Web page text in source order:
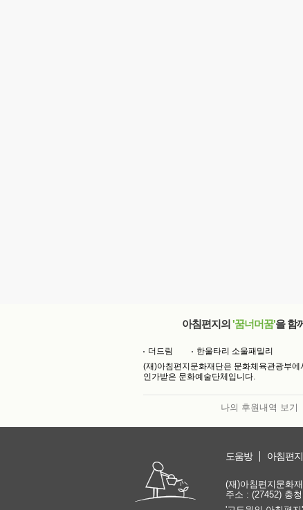
아침편지의 '꿈너머꿈'을 함
더드림
한울타리 소울패밀리
(재)아침편지문화재단은 문화체육관광부에
인가받은 문화예술단체입니다.
나의 후원내역 보기
도움방 아침편
(재)아침편지문화
주소 : (27452) 충